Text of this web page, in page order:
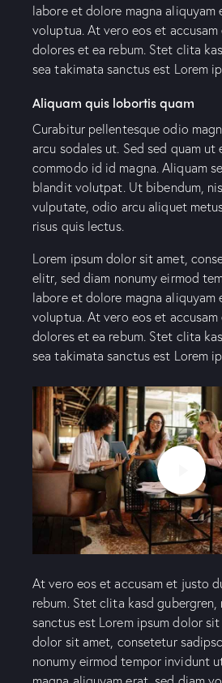
labore et dolore magna aliquyam
voluptua. At vero eos et
dolores et ea rebum. Stet clita
sea takimata sanctus est Lorem
Aliquam quis lobortis quam
Curabitur pellentesque odio
arcu sodales ut. Sed sed quam ut
commodo id id magna. Aliquam
blandit volutpat. Ut bibendum,
vulputate, odio arcu aliquet
risus quis lectus.
Lorem ipsum dolor sit amet,
elitr, sed diam nonumy eirmod
labore et dolore magna aliquyam
voluptua. At vero eos et
dolores et ea rebum. Stet clita
sea takimata sanctus est Lorem
At vero eos et accusam et justo
rebum. Stet clita kasd gubergren,
sanctus est Lorem ipsum dolor
dolor sit amet, consetetur
nonumy eirmod tempor invidunt
Home
About Us
Portfolio
Services
Case Study